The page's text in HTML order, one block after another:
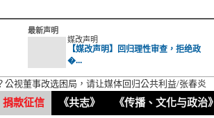
最新声明
媒改声明
【媒改声明】回归理性审查，拒绝政
�...
视董事改选困局，请让媒体回归公共利益/张春炎
捐款征信 《共志》 《传播、文化与政治》